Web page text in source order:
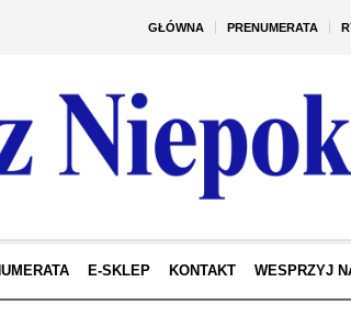
GŁÓWNA PRENUMERATA
E-SKLEP KONTAKT WESPRZYJ